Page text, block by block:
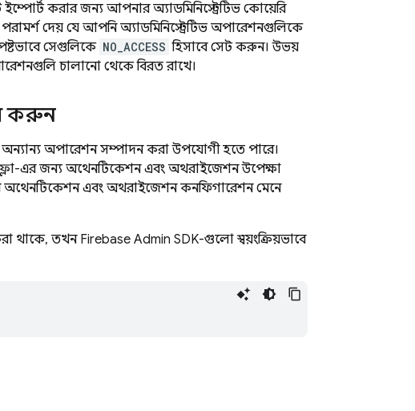
ইম্পোর্ট করার জন্য আপনার অ্যাডমিনিস্ট্রেটিভ কোয়েরি
দেয় যে আপনি অ্যাডমিনিস্ট্রেটিভ অপারেশনগুলিকে
সেগুলিকে NO_ACCESS হিসাবে সেট করুন। উভয়
চালানো থেকে বিরত রাখে।
করুন
অন্যান্য অপারেশন সম্পাদন করা উপযোগী হতে পারে।
এর জন্য অথেনটিকেশন এবং অথরাইজেশন উপেক্ষা
অথেনটিকেশন এবং অথরাইজেশন কনফিগারেশন মেনে
থাকে, তখন Firebase Admin SDK-গুলো স্বয়ংক্রিয়ভাবে